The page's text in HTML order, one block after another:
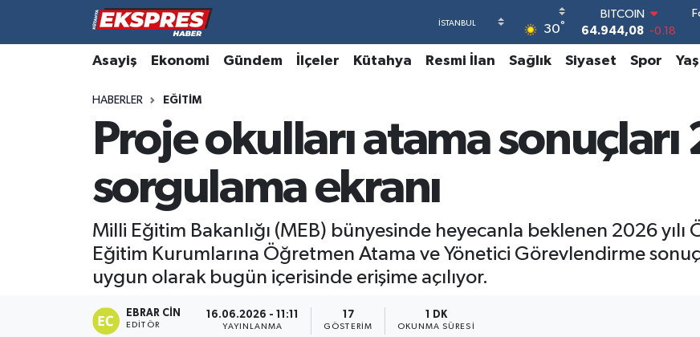
30°
64.944,08
-0.18
DOLAR
47,7436
64,4811
GRAM ALTIN
6660.55 0.03
Asayiş Ekonomi Gündem İlçeler Kütahya Resmi İlan Sağlık Siyaset Spor
HABERLER EĞITIM
Proje okulları atama
sorgulama ekranı
Milli Eğitim Bakanlığı (MEB) bünyesinde heyecanla beklenen 2026
Eğitim Kurumlarına Öğretmen Atama ve Yönetici Görevlendirme
uygun olarak bugün içerisinde erişime açılıyor.
EBRAR CIN
EDITÖR
16.06.2026 - 11:11
YAYINLANMA
17
GÖSTERIM
1 DK
OKUNMA SÜRESI
Altıntaş
Aslanapa
Biyografiler
Çavdarhisar
Domaniç
Hava Durumu
Trafik Durumu
Süper Lig Puan Durumu ve Fikstür
Tüm Manşetler
Son Dakika Haberleri
Haber Arşivi